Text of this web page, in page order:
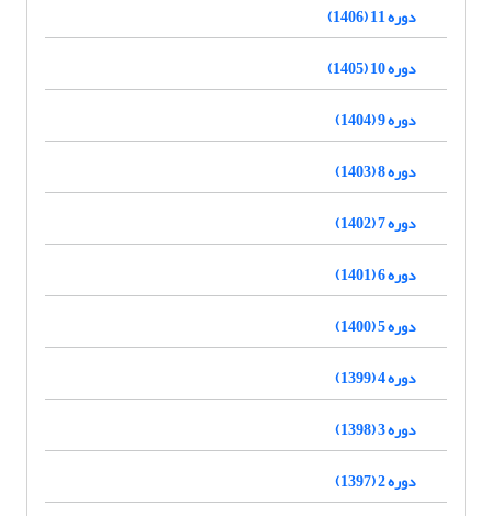
دوره 11 (1406)
دوره 10 (1405)
دوره 9 (1404)
دوره 8 (1403)
دوره 7 (1402)
دوره 6 (1401)
دوره 5 (1400)
دوره 4 (1399)
دوره 3 (1398)
دوره 2 (1397)